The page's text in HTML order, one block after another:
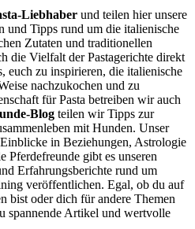
Liebhaber und teilen hier unsere
und Tipps rund um die italienische
Zutaten und traditionellen
die Vielfalt der Pastagerichte direkt
euch zu inspirieren, die italienische
nachzukochen und zu
für Pasta betreiben wir auch
Blog teilen wir Tipps zur
mit Hunden. Unser
in Beziehungen, Astrologie
Pferdefreunde gibt es unseren
Erfahrungsberichte rund um
veröffentlichen. Egal, ob du auf
bist oder dich für andere Themen
spannende Artikel und wertvolle